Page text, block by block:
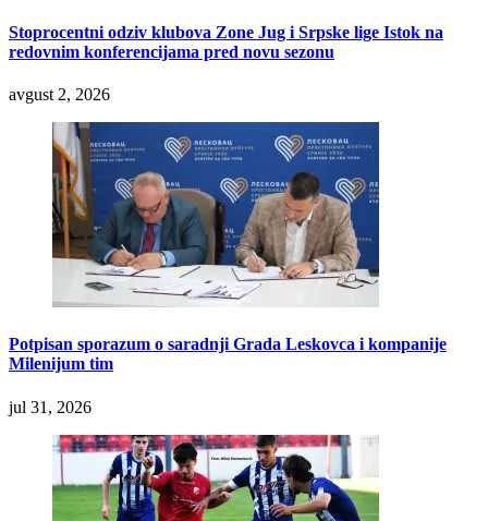
Stoprocentni odziv klubova Zone Jug i Srpske lige Istok na
redovnim konferencijama pred novu sezonu
avgust 2, 2026
Potpisan sporazum o saradnji Grada Leskovca i kompanije
Milenijum tim
jul 31, 2026